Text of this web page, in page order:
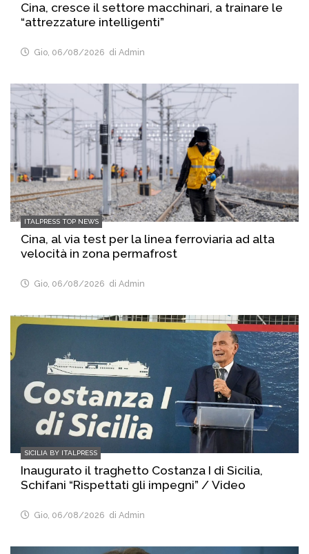
Cina, cresce il settore macchinari, a trainare le
“attrezzature intelligenti”
Gio, 06/08/2026 di Admin
ITALPRESS TOP NEWS
Cina, al via test per la linea ferroviaria ad alta
velocità in zona permafrost
Gio, 06/08/2026 di Admin
SICILIA BY ITALPRESS
Inaugurato il traghetto Costanza I di Sicilia,
Schifani “Rispettati gli impegni” / Video
Gio, 06/08/2026 di Admin